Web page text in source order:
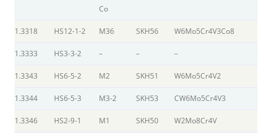
Co
1.3318 HS12-1-2 M36 SKH56 W6Mo5Cr4V3Co8
1.3333 HS3-3-2 – – –
1.3343 HS6-5-2 M2 SKH51 W6Mo5Cr4V2
1.3344 HS6-5-3 M3-2 SKH53 CW6Mo5Cr4V3
1.3346 HS2-9-1 M1 SKH50 W2Mo8Cr4V